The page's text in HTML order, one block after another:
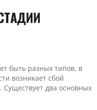
быть разных типов, в
возникает сбой
Существует два основных